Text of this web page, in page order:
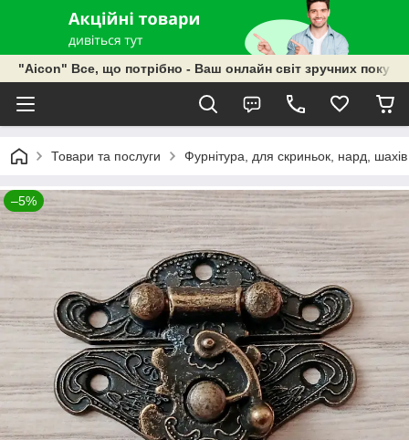
"Aicon" Все, що потрібно - Ваш онлайн світ зручних
Товари та послуги Фурнітура, для скриньок, нард, шахів
–5%